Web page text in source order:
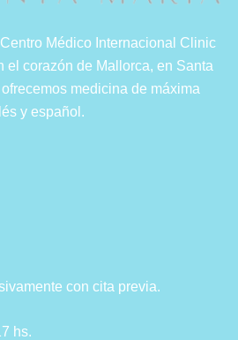
Médico Internacional Clinic
el corazón de Mallorca, en Santa
medicina de máxima
y español.
con cita previa.
hs.